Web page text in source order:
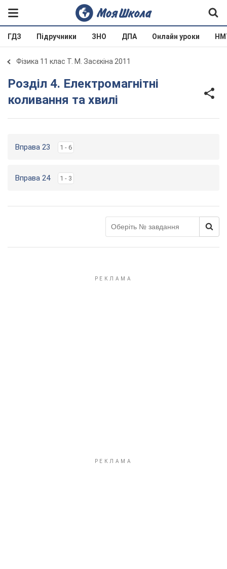
ГДЗ Підручники ЗНО ДПА Онлайн уроки
Фізика 11 клас Т. М. Засєкіна 2011
Розділ 4. Електромагнітні
коливання та хвилі
Вправа 23 1 - 6
Вправа 24 1 - 3